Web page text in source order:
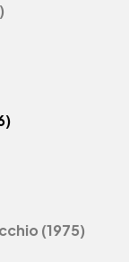
(1975)